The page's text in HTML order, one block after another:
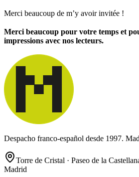
Merci beaucoup de m’y avoir invitée !
Merci beaucoup pour votre temps et
impressions avec nos lecteurs.
Despacho franco-español desde 1997.
Torre de Cristal · Paseo de la
Madrid